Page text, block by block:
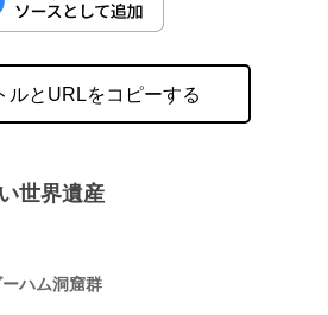
ルとURLをコピーする
世界遺産
ハム洞窟群